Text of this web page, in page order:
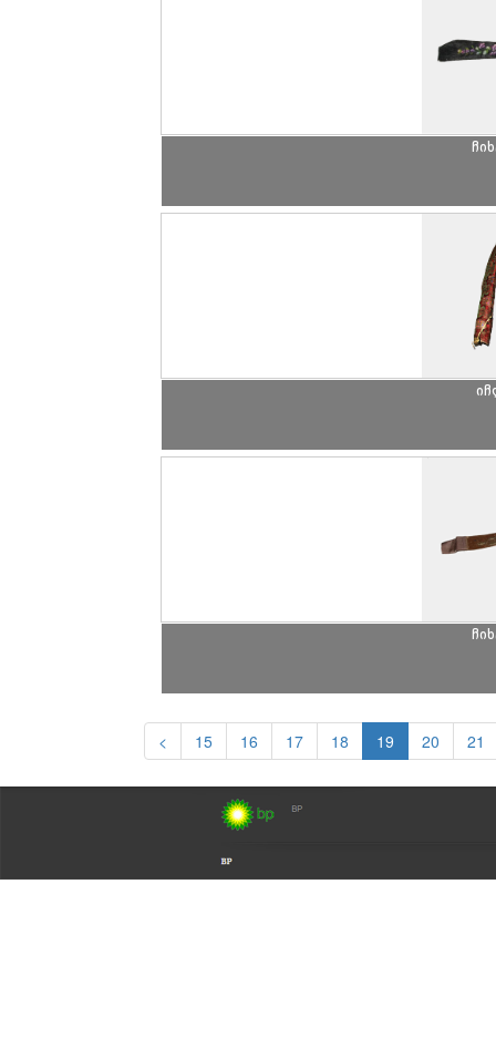
< 15 16 17 18 19 20 21